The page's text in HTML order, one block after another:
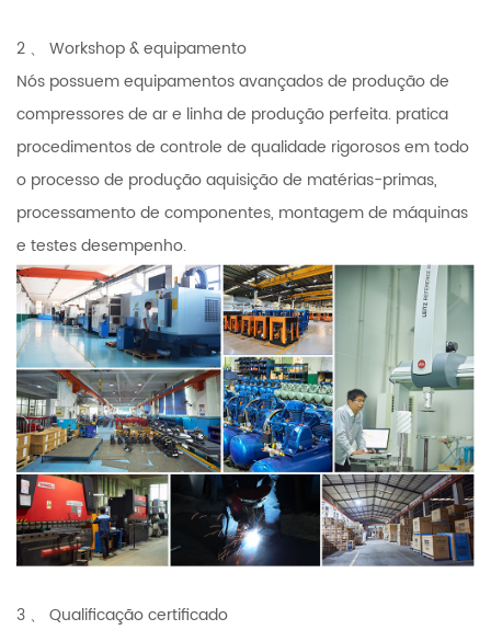
2 、 Workshop & equipamento
Nós possuem equipamentos avançados de produção de
compressores de ar e linha de produção perfeita. pratica
procedimentos de controle de qualidade rigorosos em todo
o processo de produção aquisição de matérias-primas,
processamento de componentes, montagem de máquinas
e testes desempenho.
3 、 Qualificação certificado